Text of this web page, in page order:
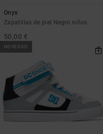
Onyx
Zapatillas de piel Negro niños
50,00 €
NOVEDAD